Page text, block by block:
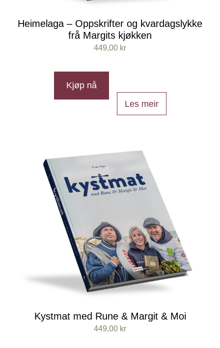
Heimelaga – Oppskrifter og kvardagslykke
frå Margits kjøkken
449,00 kr
Kjøp nå
Les meir
Kystmat med Rune & Margit & Moi
449,00 kr